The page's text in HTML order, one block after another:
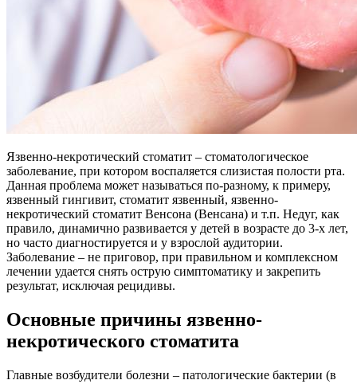
Язвенно-некротический стоматит – стоматологическое
заболевание, при котором воспаляется слизистая полости рта.
Данная проблема может называться по-разному, к примеру,
язвенный гингивит, стоматит язвенный, язвенно-
некротический стоматит Венсона (Венсана) и т.п. Недуг, как
правило, динамично развивается у детей в возрасте до 3-х лет,
но часто диагностируется и у взрослой аудитории.
Заболевание – не приговор, при правильном и комплексном
лечении удается снять острую симптоматику и закрепить
результат, исключая рецидивы.
Основные причины язвенно-
некротического стоматита
Главные возбудители болезни – патологические бактерии (в